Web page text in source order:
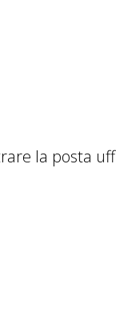
la posta